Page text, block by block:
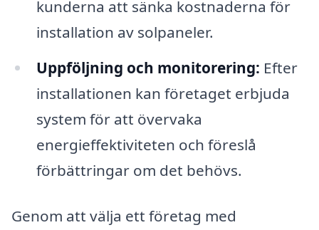
kunderna att sänka kostnaderna för
installation av solpaneler.
Uppföljning och monitorering: Efter
installationen kan företaget erbjuda
system för att övervaka
energieffektiviteten och föreslå
förbättringar om det behövs.
Genom att välja ett företag med